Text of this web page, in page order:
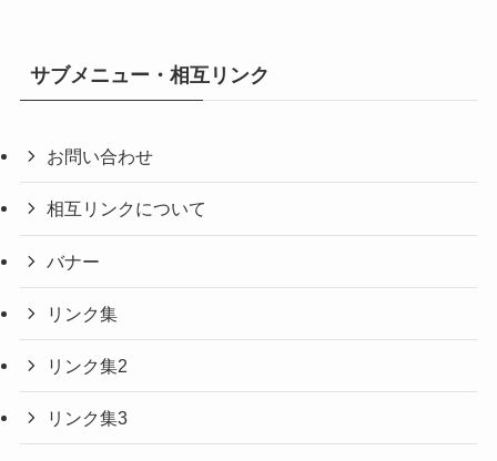
サブメニュー・相互リンク
お問い合わせ
相互リンクについて
バナー
リンク集
リンク集2
リンク集3